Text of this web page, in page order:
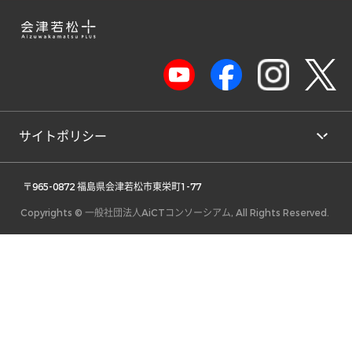
サイトポリシー
〒965-0872 福島県会津若松市東栄町1-77
Copyrights © 一般社団法人AiCTコンソーシアム, All Rights Reserved.